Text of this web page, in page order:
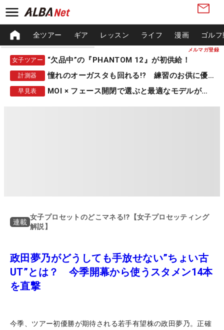
メルマガ登録
全ツアー ギア レッスン ライフ 漫画 ゴル
女子ツアー “欠品中”の『PHANTOM 12』が初供給！
計測器 憧れのオーガスタも回れる!? 練習のお供に優秀な一品
早見表 MOI × フェース開閉で選ぶと最適なモデルが見つかる
連載
女子プロセットのどこマネる⁉【女子プロセッティング
解説】
政田夢乃がどうしても手放せない”ちょい古
UT”とは？ 今季開幕から使うスタメン14本
を直撃
今季、ツアー初優勝が期待される若手有望株の政田夢乃。正確